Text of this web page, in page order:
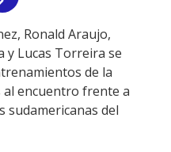
Link
Ronald Araujo,
y Lucas Torreira se
de la
al encuentro frente a
sudamericanas del